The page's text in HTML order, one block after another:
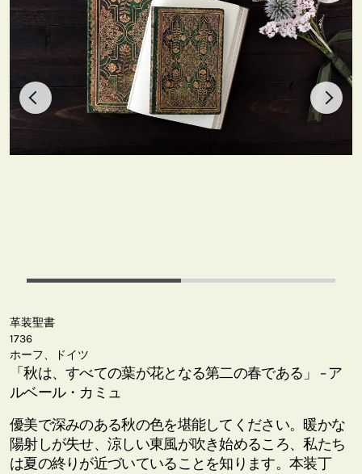
革装聖書
1736
ホーフ、ドイツ
「秋は、すべての葉が花となる第二の春である」 – ア
ルベール・カミュ
優美で深みのある秋の色を堪能してください。暖かな
陽射しが失せ、涼しい東風が吹き始めるころ、私たち
は夏の終りが近づいていることを知ります。本装丁